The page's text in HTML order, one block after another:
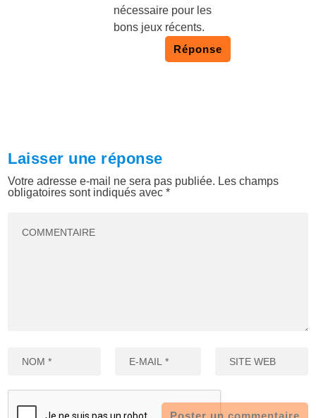
nécessaire pour les
bons jeux récents.
Réponse
Laisser une réponse
Votre adresse e-mail ne sera pas publiée. Les champs
obligatoires sont indiqués avec*